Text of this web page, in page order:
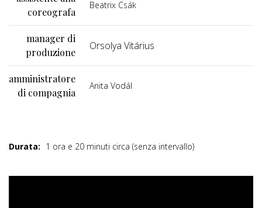
coreografa
Beatrix Csák
manager di
produzione
Orsolya Vitárius
amministratore
di compagnia
Anita Vodál
Durata: 1 ora e 20 minuti circa (senza intervallo)